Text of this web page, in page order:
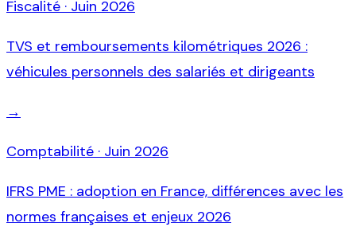
Fiscalité · Juin 2026
TVS et remboursements kilométriques 2026 :
véhicules personnels des salariés et dirigeants
→
Comptabilité · Juin 2026
IFRS PME : adoption en France, différences avec les
normes françaises et enjeux 2026